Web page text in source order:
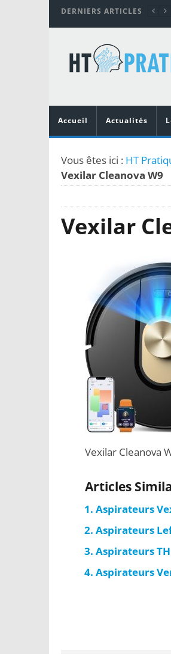
DERNIERS ARTICLES
Accueil
Actualités
Vous êtes ici : HT
Vexilar Cleanova W9
Vexilar
Vexilar Cleanova
Articles
Aspirateurs
Aspirateurs
Aspirateurs
Aspirateurs